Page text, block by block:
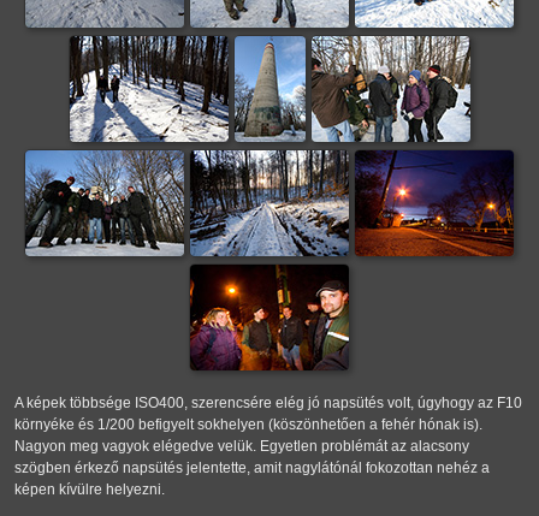
A képek többsége ISO400, szerencsére elég jó napsütés volt, úgyhogy az F10
környéke és 1/200 befigyelt sokhelyen (köszönhetően a fehér hónak is).
Nagyon meg vagyok elégedve velük. Egyetlen problémát az alacsony
szögben érkező napsütés jelentette, amit nagylátónál fokozottan nehéz a
képen kívülre helyezni.